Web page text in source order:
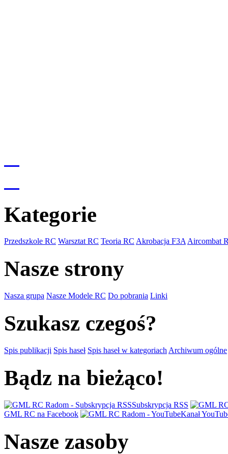
Kategorie
Przedszkole RC Warsztat RC Teoria RC Akrobacja F3AAircombat
Nasze strony
Nasza grupa Nasze Modele RC Do pobrania Linki
Szukasz czegoś?
Spis publikacji Spis haseł Spis haseł w kategoriach Archiwum ogólne
Bądz na bieżąco!
Subskrypcja RSS
GML RC na Facebook
Kanał
Nasze zasoby